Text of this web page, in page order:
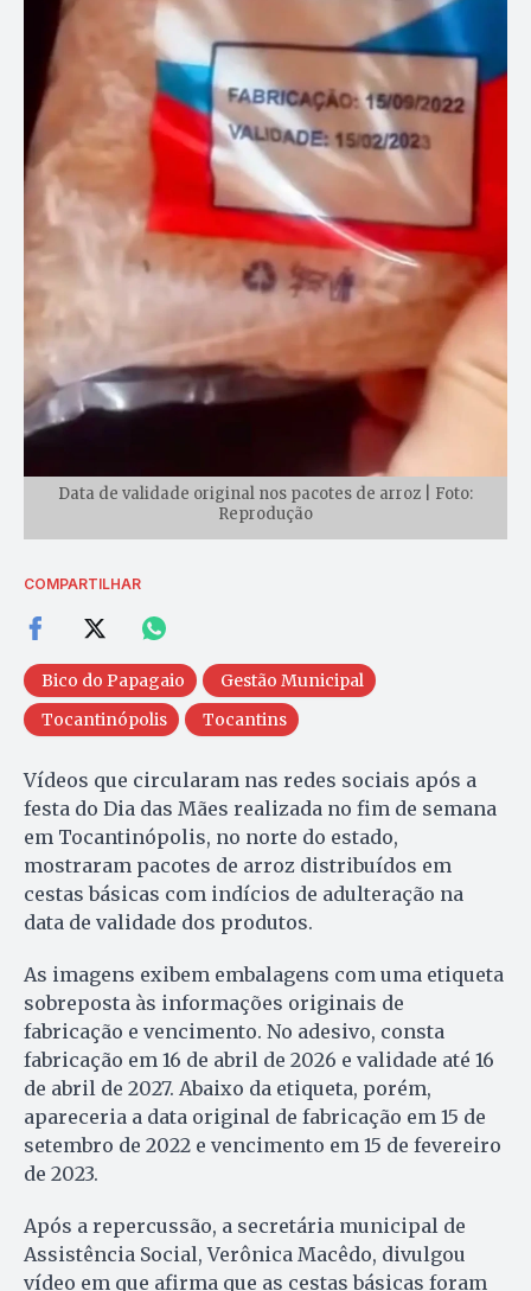
Data de validade original nos pacotes de arroz | Foto:
Reprodução
COMPARTILHAR
Bico do Papagaio
Gestão Municipal
Tocantinópolis
Tocantins
Vídeos que circularam nas redes sociais após a
festa do Dia das Mães realizada no fim de semana
em Tocantinópolis, no norte do estado,
mostraram pacotes de arroz distribuídos em
cestas básicas com indícios de adulteração na
data de validade dos produtos.
As imagens exibem embalagens com uma etiqueta
sobreposta às informações originais de
fabricação e vencimento. No adesivo, consta
fabricação em 16 de abril de 2026 e validade até 16
de abril de 2027. Abaixo da etiqueta, porém,
apareceria a data original de fabricação em 15 de
setembro de 2022 e vencimento em 15 de fevereiro
de 2023.
Após a repercussão, a secretária municipal de
Assistência Social, Verônica Macêdo, divulgou
vídeo em que afirma que as cestas básicas foram